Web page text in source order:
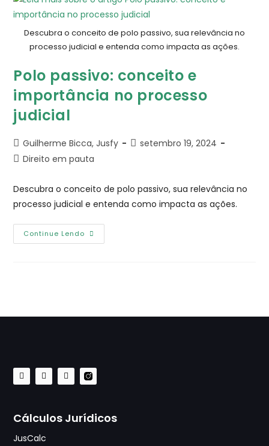
Descubra o conceito de polo passivo, sua relevância no
processo judicial e entenda como impacta as ações.
Polo passivo: conceito e
importância no processo
judicial
Guilherme Bicca, Jusfy
setembro 19, 2024
Direito em pauta
Descubra o conceito de polo passivo, sua relevância no
processo judicial e entenda como impacta as ações.
Continue Lendo
Cálculos Jurídicos
JusCalc